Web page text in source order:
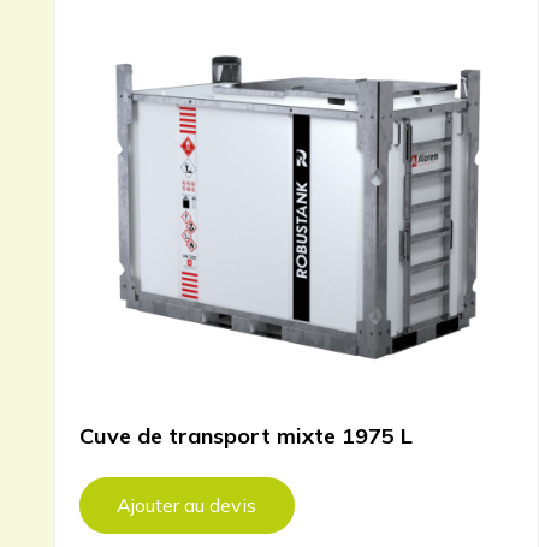
Cuve de transport mixte 1975 L
Ajouter au devis